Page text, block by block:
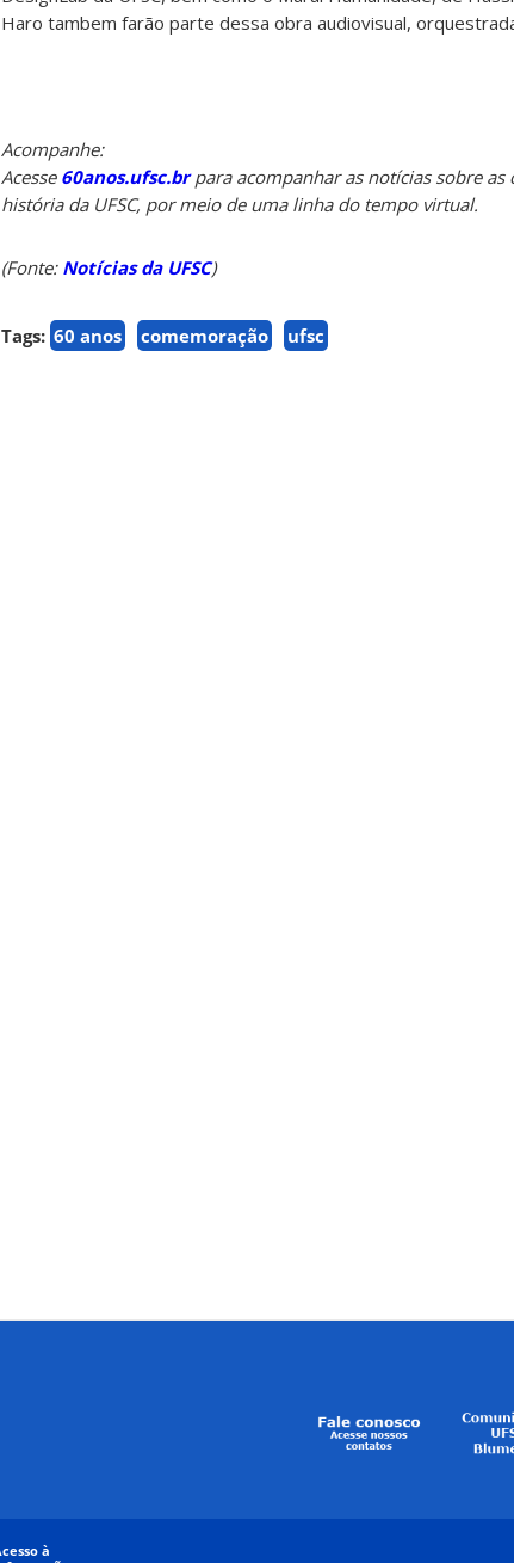
Haro tambem farão parte dessa obra audiovisual,
Acompanhe:
Acesse 60anos.ufsc.brpara acompanhar as notícias sobre as
história da UFSC, por meio de uma linha do tempo virtual.
(Fonte: Notícias da UFSC)
Tags: 60 anos comemoração ufsc